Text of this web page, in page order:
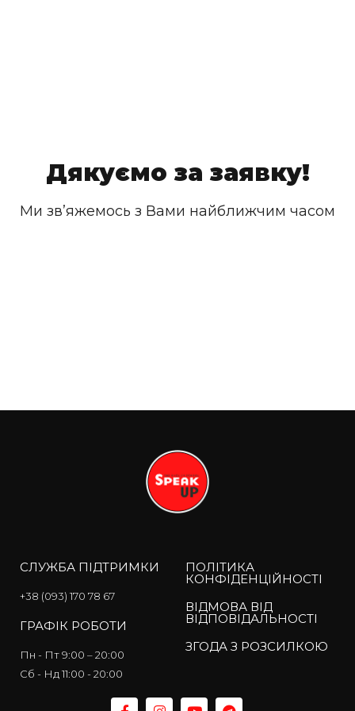
Дякуємо за заявку!
Ми зв’яжемось з Вами найближчим часом
СЛУЖБА ПІДТРИМКИ
+38 (093) 170 78 67
ГРАФІК РОБОТИ
Пн - Пт 9:00 – 20:00
Сб - Нд 11:00 - 20:00
ПОЛІТИКА
КОНФІДЕНЦІЙНОСТІ
ВІДМОВА ВІД
ВІДПОВІДАЛЬНОСТІ
ЗГОДА З РОЗСИЛКОЮ